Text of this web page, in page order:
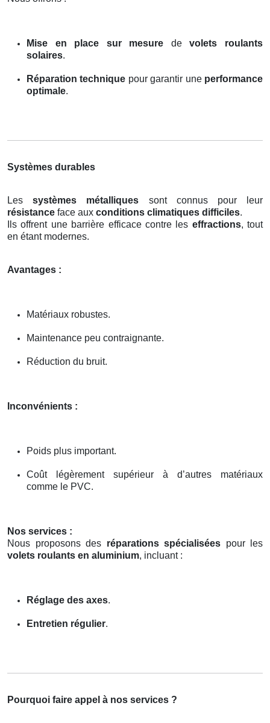
Mise en place sur mesure devolets roulants
solaires.
Réparation technique pour garantir une performance
optimale.
Systèmes durables
Lessystèmes métalliques sont connus pour leur
résistance face aux conditions climatiques difficiles.
Ils offrent une barrière efficace contre les effractions, tout
en étant modernes.
Avantages :
Matériaux robustes.
Maintenance peu contraignante.
Réduction du bruit.
Inconvénients :
Poids plus important.
Coût légèrement supérieur à d’autres matériaux
comme le PVC.
Nos services :
Nous proposons des réparations spécialisées pour les
volets roulants en aluminium, incluant :
Réglage des axes.
Entretien régulier.
Pourquoi faire appel à nos services ?